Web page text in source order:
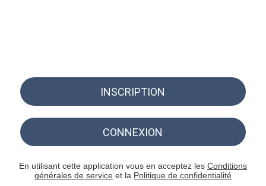
INSCRIPTION
CONNEXION
En utilisant cette application vous en acceptez les Conditions
générales de service et la Politique de confidentialité